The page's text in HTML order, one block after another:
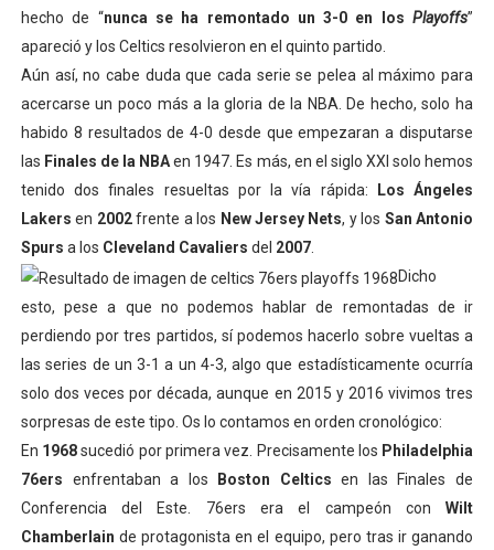
hecho de “nunca se ha remontado un 3-0 en losPlayoffs”
apareció y los Celtics resolvieron en el quinto partido.
Aún así, no cabe duda que cada serie se pelea al máximo para
acercarse un poco más a la gloria de la NBA. De hecho, solo ha
habido 8 resultados de 4-0 desde que empezaran a disputarse
las Finales de la NBAen 1947. Es más, en el siglo XXI solo hemos
tenido dos finales resueltas por la vía rápida:
Los Ángeles
Lakers en 2002frente a los New Jersey Nets, y los San Antonio
Spurs a los Cleveland Cavaliers del 2007.
Dicho
esto, pese a que no podemos hablar de remontadas de ir
perdiendo por tres partidos, sí podemos hacerlo sobre vueltas a
las series de un 3-1 a un 4-3, algo que estadísticamente ocurría
solo dos veces por década, aunque en 2015 y 2016 vivimos tres
sorpresas de este tipo. Os lo contamos en orden cronológico:
En 1968sucedió por primera vez. Precisamente los Philadelphia
76ers enfrentaban a los Boston Celtics en las Finales de
Conferencia del Este. 76ers era el campeón conWilt
Chamberlain de protagonista en el equipo, pero tras ir ganando